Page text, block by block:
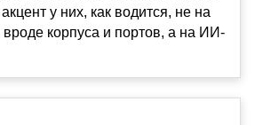
у них, как водится, не на
вроде корпуса и портов, а на ИИ-